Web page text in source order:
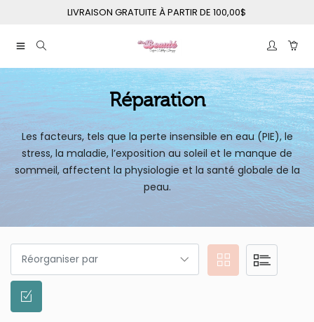
LIVRAISON GRATUITE À PARTIR DE 100,00$
Réparation
Les facteurs, tels que la perte insensible en eau (PIE), le
stress, la maladie, l’exposition au soleil et le manque de
sommeil, affectent la physiologie et la santé globale de la
peau.